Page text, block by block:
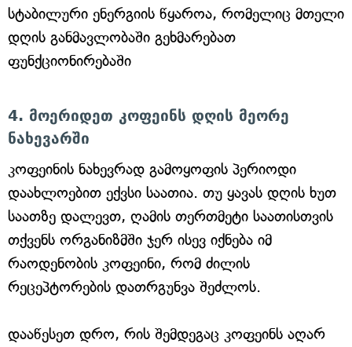
სტაბილური ენერგიის წყაროა, რომელიც მთელი
დღის განმავლობაში გეხმარებათ
ფუნქციონირებაში
4. მოერიდეთ კოფეინს დღის მეორე
ნახევარში
კოფეინის ნახევრად გამოყოფის პერიოდი
დაახლოებით ექვსი საათია. თუ ყავას დღის ხუთ
საათზე დალევთ, ღამის თერთმეტი საათისთვის
თქვენს ორგანიზმში ჯერ ისევ იქნება იმ
რაოდენობის კოფეინი, რომ ძილის
რეცეპტორების დათრგუნვა შეძლოს.
დააწესეთ დრო, რის შემდეგაც კოფეინს აღარ